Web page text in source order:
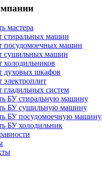
мастера
стиральных машин
посудомоечных машин
сушильных машин
холодильников
духовых шкафов
электроплит
гладильных систем
БУ стиральную машину
БУ сушильную машину
БУ посудомоечную машину
БУ холодильник